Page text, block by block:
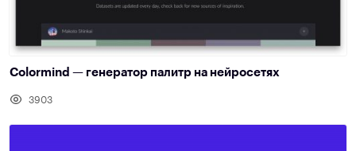
Colormind — генератор палитр на нейросетях
3903